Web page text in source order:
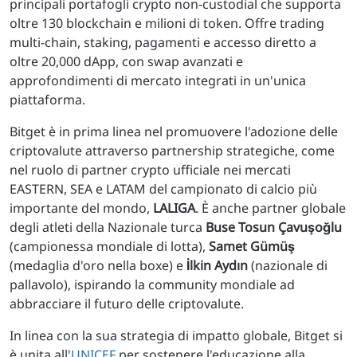
principali portafogli crypto non-custodial che supporta
oltre 130 blockchain e milioni di token. Offre trading
multi-chain, staking, pagamenti e accesso diretto a
oltre 20,000 dApp, con swap avanzati e
approfondimenti di mercato integrati in un'unica
piattaforma.
Bitget è in prima linea nel promuovere l'adozione delle
criptovalute attraverso partnership strategiche, come
nel ruolo di partner crypto ufficiale nei mercati
EASTERN, SEA e LATAM del campionato di calcio più
importante del mondo, LALIGA. È anche partner globale
degli atleti della Nazionale turca Buse Tosun Çavuşoğlu
(campionessa mondiale di lotta), Samet Gümüş
(medaglia d'oro nella boxe) e İlkin Aydın(nazionale di
pallavolo), ispirando la community mondiale ad
abbracciare il futuro delle criptovalute.
In linea con la sua strategia di impatto globale, Bitget si